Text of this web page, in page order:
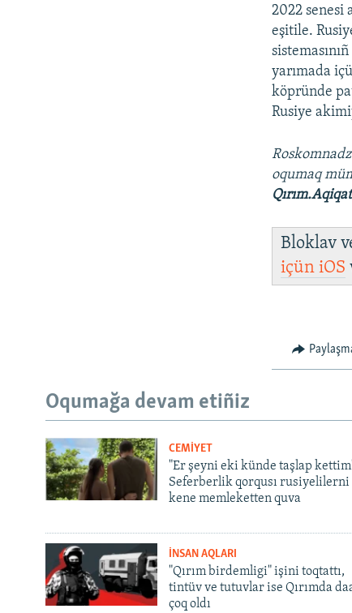
2022 senesi
eşitile.
yarımada
köpründe
Rusiye
oqumaq
Bloklav
içüniOS
Oqumağa devam etiñiz
CEMİYET
"Er şeyni eki künde taşlap
Seferberlik qorqusı rusiyelilerni
kene memleketten quva
İNSAN AQLARI
"Qırım birdemligi" işini toqtattı,
tintüv ve tutuvlar ise Qırımda
çoq oldı